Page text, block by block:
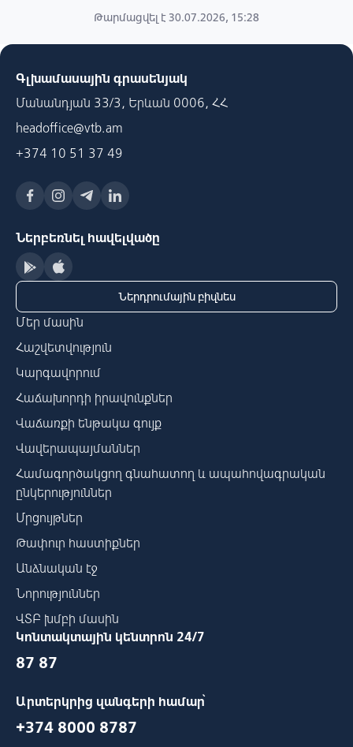
Թարմացվել է 30.07.2026, 15:28
Գլխամասային գրասենյակ
Մանանդյան 33/3, Երևան 0006, ՀՀ
headoffice@vtb.am
+374 10 51 37 49
Ներբեռնել հավելվածը
Ներդրումային բիզնես
Մեր մասին
Հաշվետվություն
Կարգավորում
Հաճախորդի իրավունքներ
Վաճառքի ենթակա գույք
Վավերապայմաններ
Համագործակցող գնահատող և ապահովագրական
ընկերություններ
Մրցույթներ
Թափուր հաստիքներ
Անձնական էջ
Նորություններ
ՎՏԲ խմբի մասին
Կոնտակտային կենտրոն 24/7
87 87
Արտերկրից զանգերի համար՝
+374 8000 8787